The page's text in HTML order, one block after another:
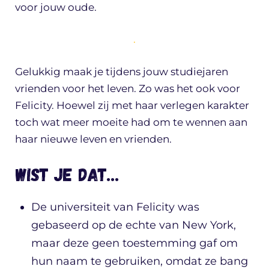
voor jouw oude.
.
Gelukkig maak je tijdens jouw studiejaren
vrienden voor het leven. Zo was het ook voor
Felicity. Hoewel zij met haar verlegen karakter
toch wat meer moeite had om te wennen aan
haar nieuwe leven en vrienden.
Wist je dat…
De universiteit van Felicity was
gebaseerd op de echte van New York,
maar deze geen toestemming gaf om
hun naam te gebruiken, omdat ze bang